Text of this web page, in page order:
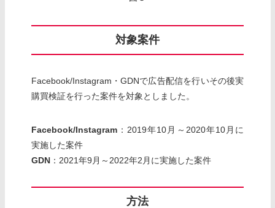
対象案件
Facebook/Instagram・GDNで広告配信を行いその後実
購買検証を行った案件を対象としました。
Facebook/Instagram：2019年10月～2020年10月に
実施した案件
GDN：2021年9月～2022年2月に実施した案件
方法